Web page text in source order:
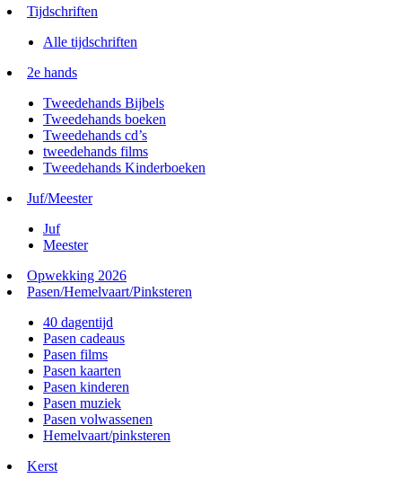
Tijdschriften
Alle tijdschriften
2e hands
Tweedehands Bijbels
Tweedehands boeken
Tweedehands cd’s
tweedehands films
Tweedehands Kinderboeken
Juf/Meester
Juf
Meester
Opwekking 2026
Pasen/Hemelvaart/Pinksteren
40 dagentijd
Pasen cadeaus
Pasen films
Pasen kaarten
Pasen kinderen
Pasen muziek
Pasen volwassenen
Hemelvaart/pinksteren
Kerst